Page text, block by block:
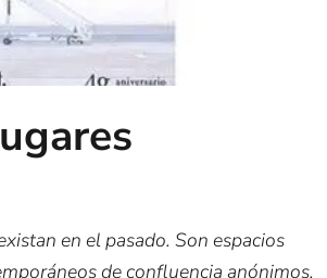
en el pasado. Son espacios
de confluencia anónimos,